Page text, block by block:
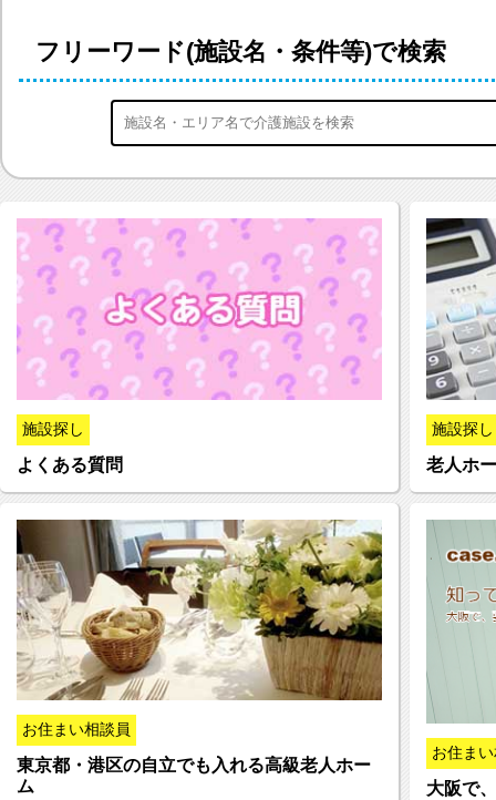
フリーワード(施設名・条件等)で検索
施設探し
よくある質問
施設探し
老人ホ
お住まい相談員
東京都・港区の自立でも入れる高級老人ホー
ム
お住ま
大阪で